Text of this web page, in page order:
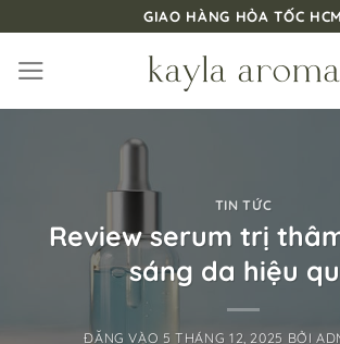
nội
dung
GIAO HÀNG HỎA TỐC HCM
TIN TỨC
Review serum trị
sáng da hiệu
ĐĂNG VÀO 5 THÁNG 12, 2025 BỞI